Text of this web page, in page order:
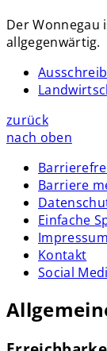
Der Wonnegau
allgegenwärtig.
zurück
nach oben
Barriere
Einfache
Impressum
Kontakt
Social